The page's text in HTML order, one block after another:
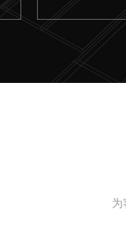
为